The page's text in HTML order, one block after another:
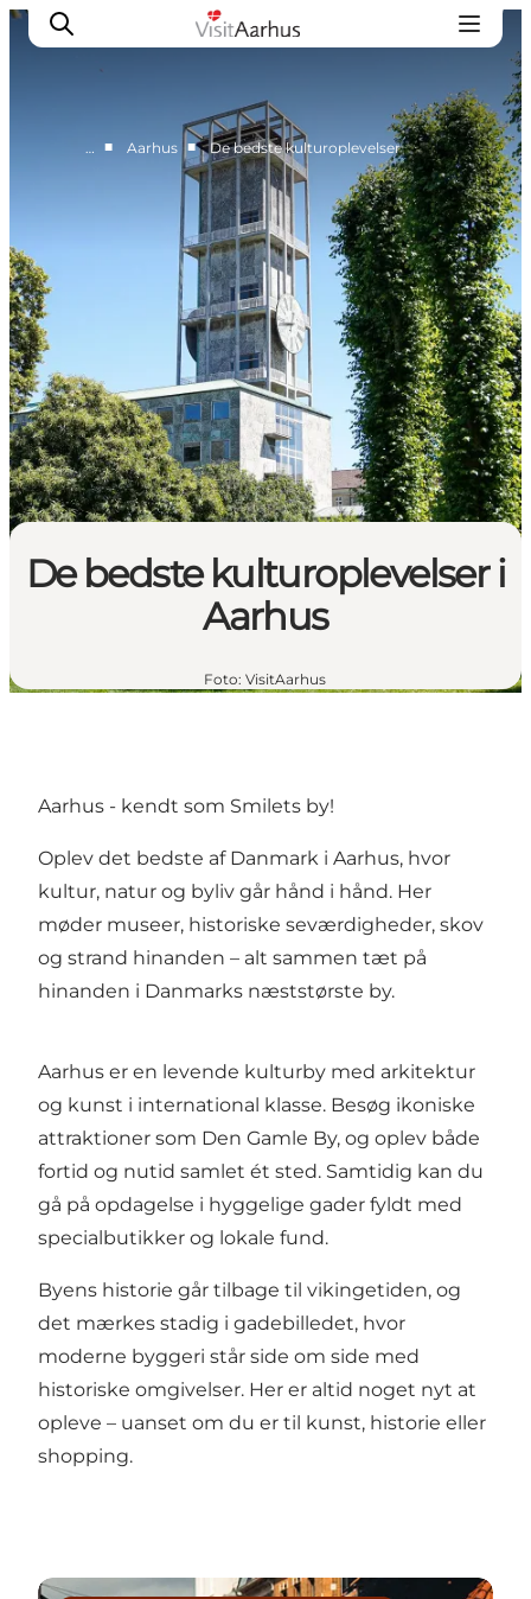
Byer og steder
Djursland
Randers
Silkeborg
Viborg
Favrskov
… ■ Aarhus ■ De bedste kulturoplevelser
De bedste kulturoplevelser i
Aarhus
Foto: VisitAarhus
Aarhus - kendt som Smilets by!
Oplev det bedste af Danmark i Aarhus, hvor
kultur, natur og byliv går hånd i hånd. Her
møder museer, historiske seværdigheder, skov
og strand hinanden – alt sammen tæt på
hinanden i Danmarks næststørste by.
Aarhus er en levende kulturby med arkitektur
og kunst i international klasse. Besøg ikoniske
attraktioner som Den Gamle By, og oplev både
fortid og nutid samlet ét sted. Samtidig kan du
gå på opdagelse i hyggelige gader fyldt med
specialbutikker og lokale fund.
Byens historie går tilbage til vikingetiden, og
det mærkes stadig i gadebilledet, hvor
moderne byggeri står side om side med
historiske omgivelser. Her er altid noget nyt at
opleve – uanset om du er til kunst, historie eller
shopping.
Kulturoplevelser i Aarhus